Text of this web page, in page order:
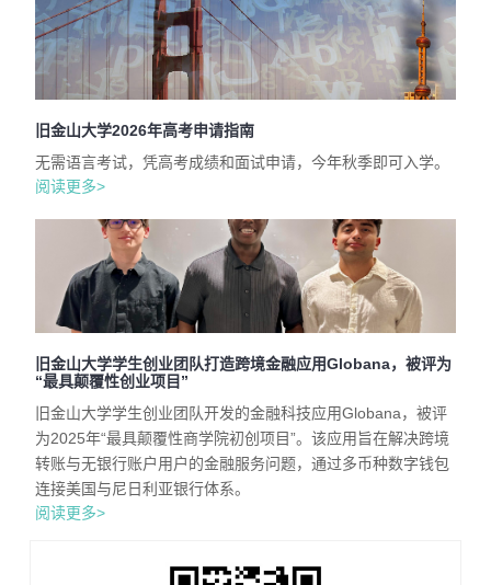
旧金山大学2026年高考申请指南
无需语言考试，凭高考成绩和面试申请，今年秋季即可入学。
阅读更多>
旧金山大学学生创业团队打造跨境金融应用Globana，被评为
“最具颠覆性创业项目”
旧金山大学学生创业团队开发的金融科技应用Globana，被评
为2025年“最具颠覆性商学院初创项目”。该应用旨在解决跨境
转账与无银行账户用户的金融服务问题，通过多币种数字钱包
连接美国与尼日利亚银行体系。
阅读更多>